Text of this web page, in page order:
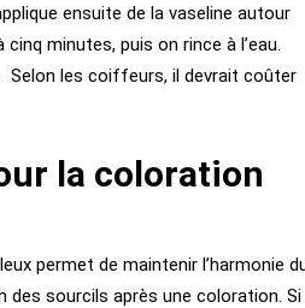
ensuite de la vaseline autour
minutes, puis on rince à l’eau.
Selon les coiffeurs, il devrait coûter
la coloration
permet de maintenir l’harmonie
sourcils après une coloration. Si